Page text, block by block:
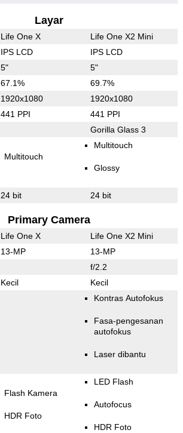
Layar
Life One X Life One X2 Mini
IPS LCD IPS LCD
5" 5"
67.1% 69.7%
1920x1080 1920x1080
441 PPI 441 PPI
Gorilla Glass 3
Multitouch
Multitouch
Glossy
24 bit 24 bit
Primary Camera
Life One X Life One X2 Mini
13-MP 13-MP
f/2.2
Kecil Kecil
Kontras Autofokus
Fasa-pengesanan
autofokus
Laser dibantu
Flash Kamera
HDR Foto
LED Flash
Autofocus
HDR Foto